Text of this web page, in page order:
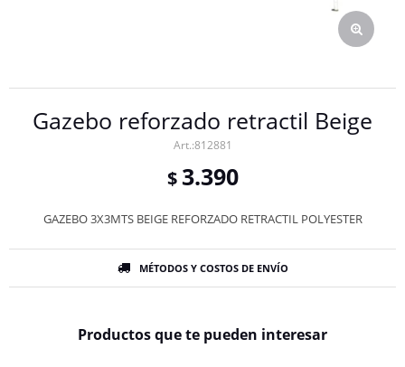
Gazebo reforzado retractil Beige
812881
$ 3.390
GAZEBO 3X3MTS BEIGE REFORZADO RETRACTIL POLYESTER
MÉTODOS Y COSTOS DE ENVÍO
Productos que te pueden interesar